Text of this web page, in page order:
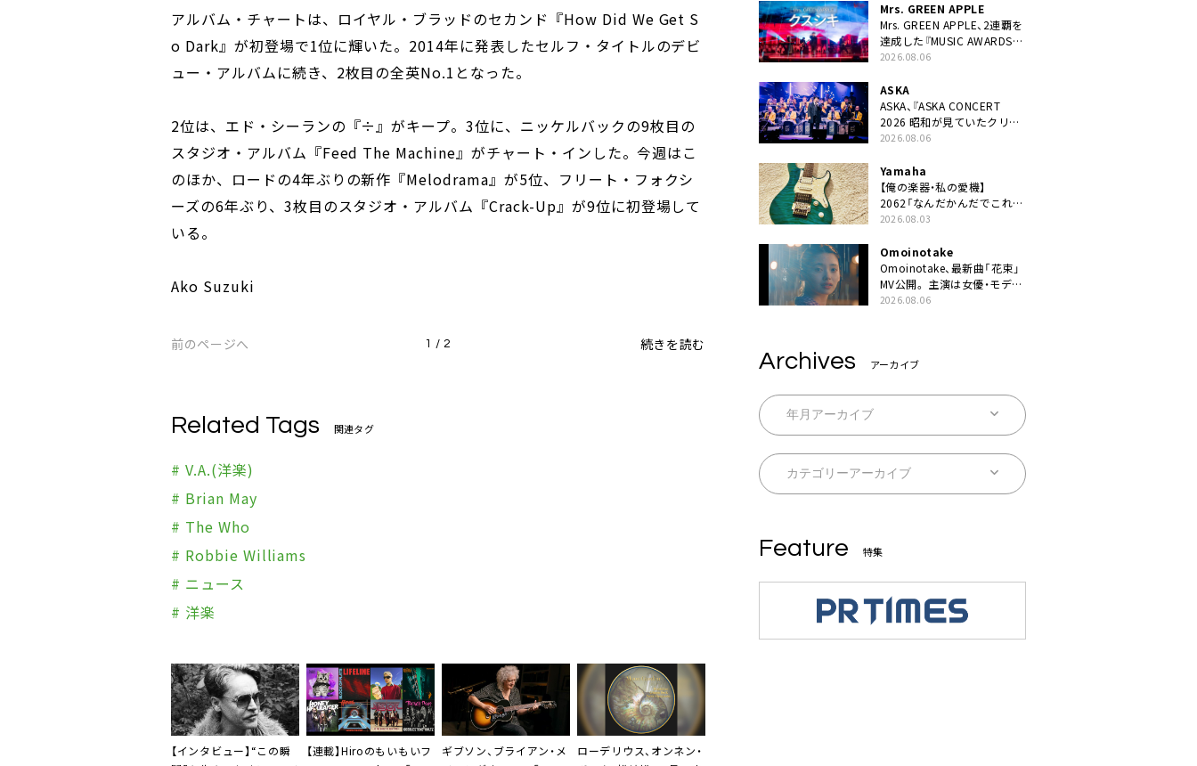
アルバム・チャートは、ロイヤル・ブラッドのセカンド『How Did We Get S
o Dark』が初登場で1位に輝いた。2014年に発表したセルフ・タイトルのデビ
ュー・アルバムに続き、2枚目の全英No.1となった。
2位は、エド・シーランの『÷』がキープ。3位に、ニッケルバックの9枚目の
スタジオ・アルバム『Feed The Machine』がチャート・インした。今週はこ
のほか、ロードの4年ぶりの新作『Melodrama』が5位、フリート・フォクシ
ーズの6年ぶり、3枚目のスタジオ・アルバム『Crack-Up』が9位に初登場して
いる。
Ako Suzuki
前のページへ 1 / 2 続きを読む
Related Tags 関連タグ
# V.A.(洋楽)
# Brian May
# The Who
# Robbie Williams
# ニュース
# 洋楽
【インタビュー】“この瞬
【連載】Hiroのもいもいフ
ギブソン、ブライアン・メ
ローデリウス、オンネン・
Mrs. GREEN APPLE
Mrs. GREEN APPLE、2連覇を
達成した『MUSIC AWARDS
JAPAN 2026』での「クスシ
YouTube公開
2026.08.06
ASKA
ASKA、『ASKA CONCERT
2026 昭和が見ていたクリス
マス!? 』発売＆上映決定
2026.08.06
Yamaha
【俺の楽器・私の愛機】
2062「なんだかんだでこれが
1番」
2026.08.03
Omoinotake
Omoinotake、最新曲「花束」
MV公開。 主演は女優・モデル
の南 琴奈
2026.08.06
Archives アーカイブ
Feature 特集